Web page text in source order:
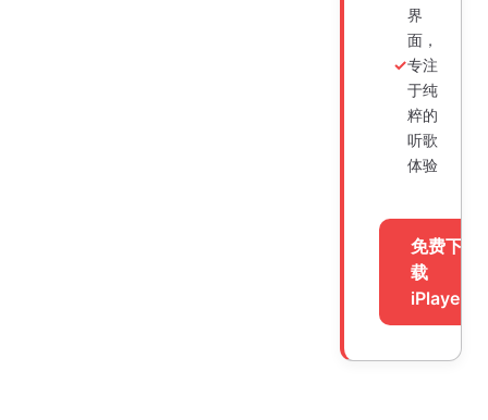
界
面，
专注
于纯
粹的
听歌
体验
免费下
载
iPlayer